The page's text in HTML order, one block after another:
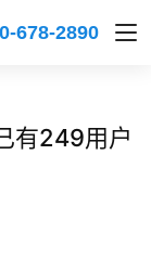
678-2890
有249用户